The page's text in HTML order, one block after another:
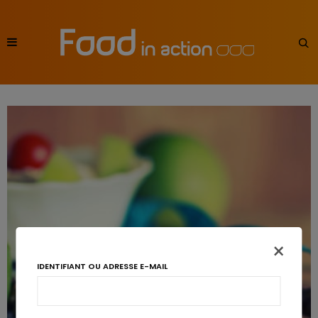
×
IDENTIFIANT OU ADRESSE E-MAIL